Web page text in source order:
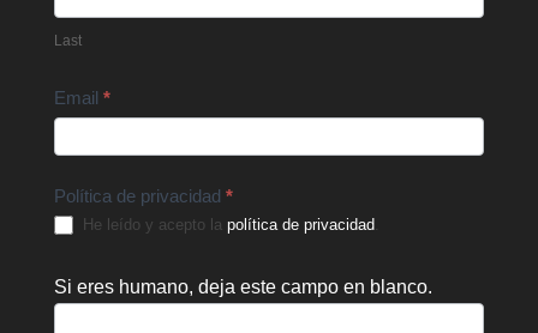
Last
Email *
Política de privacidad *
He leído y acepto la política de privacidad.
Si eres humano, deja este campo en blanco.